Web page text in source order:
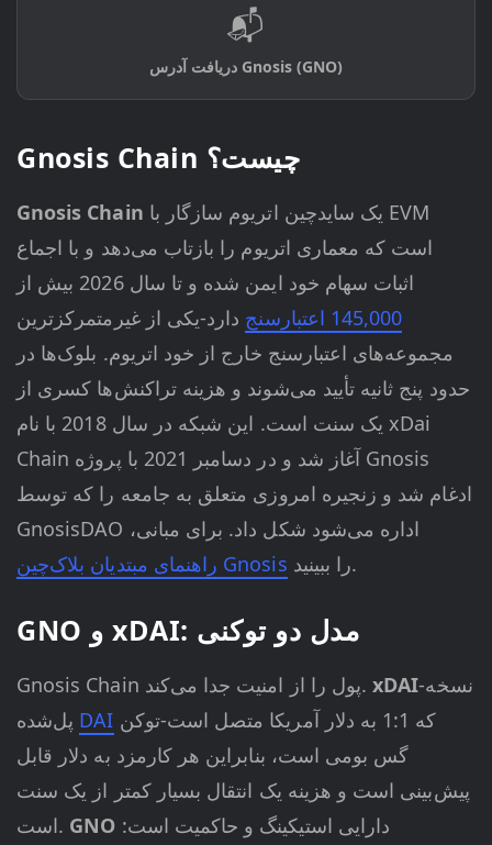
📬
دریافت آدرس Gnosis (GNO)
Gnosis Chain چیست؟
Gnosis Chain
است که معماری اتریوم را بازتاب می‌دهد و با اجماع
اثبات سهام خود ایمن شده و تا سال 2026 بیش از
145,000 اعتبارسنج
دارد-یکی از غیرمتمرکزترین
مجموعه‌های اعتبارسنج خارج از خود اتریوم. بلوک‌ها در
حدود پنج ثانیه تأیید می‌شوند و هزینه تراکنش‌ها کسری از
یک سنت است. این شبکه در سال 2018 با نام xDai
Chain آغاز شد و در دسامبر 2021 با پروژه Gnosis
ادغام شد و زنجیره امروزی متعلق به جامعه را که توسط
GnosisDAO اداره می‌شود شکل داد. برای مبانی،
راهنمای مبتدیان بلاک‌چین Gnosis
را ببینید.
GNO و xDAI: مدل دو توکنی
Gnosis Chain پول را از امنیت جدا می‌کند.xDAI-نسخه
DAI
گس بومی است، بنابراین هر کارمزد به دلار قابل
پیش‌بینی است و هزینه یک انتقال بسیار کمتر از یک سنت
است. GNO